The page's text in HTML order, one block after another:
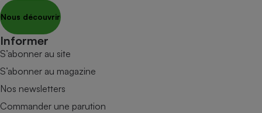
Nous découvrir
Informer
S’abonner au site
S’abonner au magazine
Nos newsletters
Commander une parution